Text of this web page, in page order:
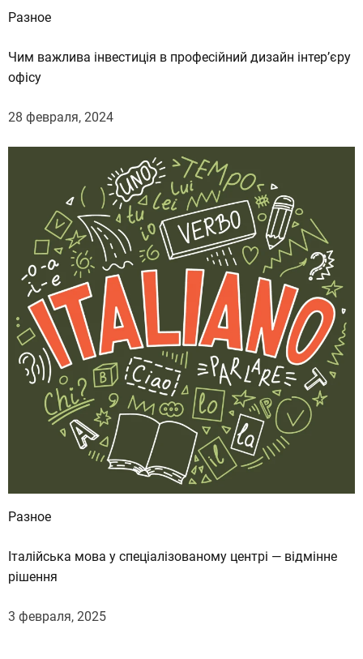
Разное
Чим важлива інвестиція в професійний дизайн інтер’єру
офісу
28 февраля, 2024
Разное
Італійська мова у спеціалізованому центрі — відмінне
рішення
3 февраля, 2025